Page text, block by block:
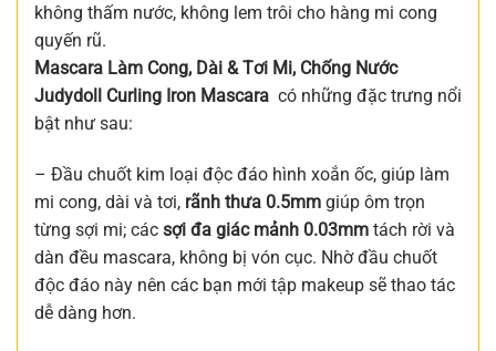
không thấm nước, không lem trôi cho hàng mi cong
quyến rũ.
Mascara Làm Cong, Dài & Tơi Mi, Chống Nước
Judydoll Curling Iron Mascara có những đặc trưng nổi
bật như sau:
– Đầu chuốt kim loại độc đáo hình xoắn ốc, giúp làm
mi cong, dài và tơi, rãnh thưa 0.5mm giúp ôm trọn
từng sợi mi; các sợi đa giác mảnh 0.03mm tách rời và
dàn đều mascara, không bị vón cục. Nhờ đầu chuốt
độc đáo này nên các bạn mới tập makeup sẽ thao tác
dễ dàng hơn.